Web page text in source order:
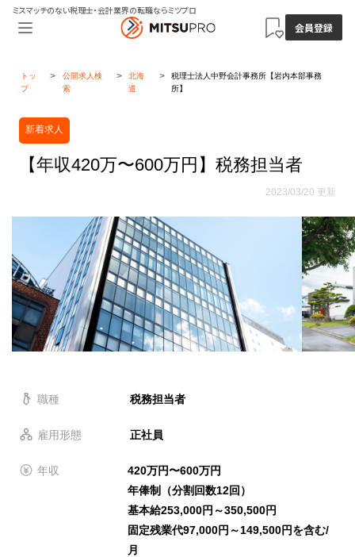
ミスマッチのない税理士・会計業界の転職ならミツプロ
会員登録
トッ
プ
公開求人検
索
北海
道
税理士法人中野会計事務所【岩内本部事務
所】
新着求人
【年収420万〜600万円】税務担当者
2023/03/20 更新
職種 税務担当者
雇用形態 正社員
年収
420万円〜600万円
年俸制（分割回数12回）
基本給253,000円～350,500円
固定残業代97,000円～149,500円を含む/
月